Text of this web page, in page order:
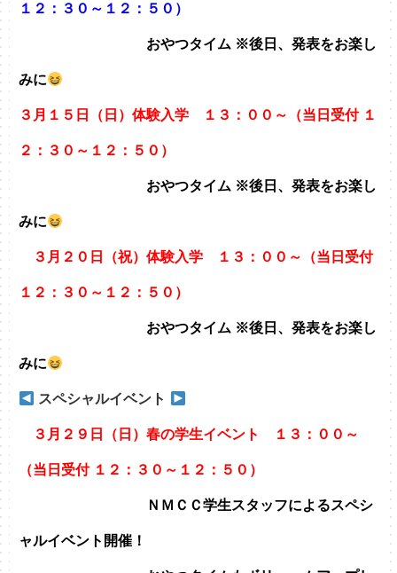
１２：３０～１２：５０）
おやつタイム ※後日、発表をお楽し
みに
３ 月１５日（日）体験入学 １３：００～（当日受付 １
２：３０～１２：５０）
おやつタイム ※後日、発表をお楽し
みに
３月２０日（祝）体験入学 １３：００～（当日受付
１２：３０～１２：５０）
おやつタイム ※後日、発表をお楽し
みに
スペシャルイベント
３月２９日（日）春の学生イベント １３：００～
（当日受付 １２：３０～１２：５０）
ＮＭＣＣ学生スタッフによるスペシ
ャルイベント開催！